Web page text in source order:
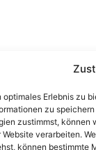
optimales Erlebnis zu
zu
zustimmst, können
Website verarbeiten.
können bestimmte
p.m.